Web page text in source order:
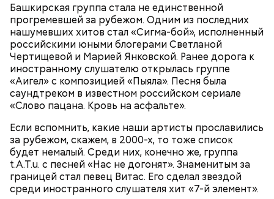
Башкирская группа стала не единственной
прогремевшей за рубежом. Одним из последних
нашумевших хитов стал «Сигма-бой», исполненный
российскими юными блогерами Светланой
Чертищевой и Марией Янковской. Ранее дорога к
иностранному слушателю открылась группе
«Аигел» с композицией «Пыяла». Песня была
саундтреком в известном российском сериале
«Слово пацана. Кровь на асфальте».
Если вспомнить, какие наши артисты прославились
за рубежом, скажем, в 2000-х, то тоже список
будет немалый. Среди них, конечно же, группа
t.A.T.u. с песней «Нас не догонят». Знаменитым за
границей стал певец Витас. Его сделал звездой
среди иностранного слушателя хит «7-й элемент».
Ингредиенты:
Терапевт Кондрахин назвал
продукты и напитки, которые
выводят токсины из организма
Ранние плоды, по словам врача, лучше не есть:
Чистит сосуды и защищает от
рака: чем полезен кресс-салат